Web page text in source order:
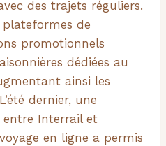
des trajets réguliers.
de
promotionnels
dédiées au
ainsi les
dernier, une
Interrail et
en ligne a permis